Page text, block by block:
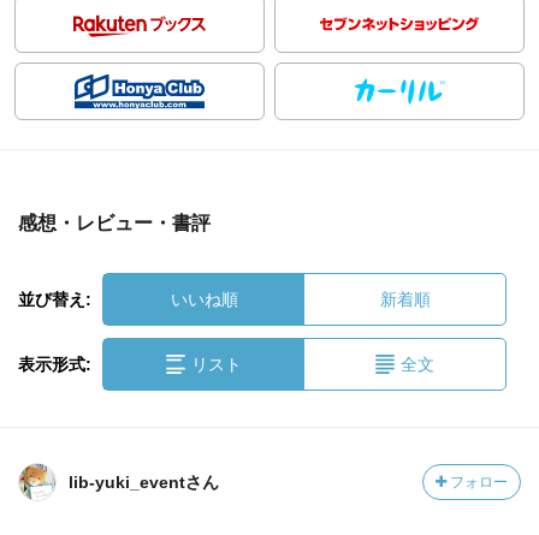
感想・レビュー・書評
並び替え: いいね順 新着順
表示形式: リスト 全文
lib-yuki_eventさん フォロー